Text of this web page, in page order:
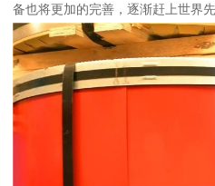
备也将更加的完善，逐渐赶上世界先